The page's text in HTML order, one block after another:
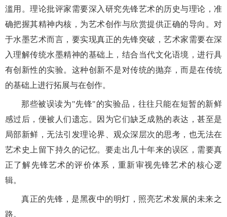
滥用。理论批评家需要深入研究先锋艺术的历史与理论，准
确把握其精神内核，为艺术创作与欣赏提供正确的导向。 对
于水墨艺术而言，要实现真正的先锋突破，艺术家需要在深
入理解传统水墨精神的基础上，结合当代文化语境，进行具
有创新性的实验。这种创新不是对传统的抛弃，而是在传统
的基础上进行拓展与在创作。
那些被误读为"先锋"的实验品，往往只能在短暂的新鲜
感过后，便被人们遗忘。因为它们缺乏成熟的表达，甚至是
局部新鲜，无法引发理论界、观众深层次的思考，也无法在
艺术史上留下持久的记忆。 要走出几十年来的误区，需要真
正了解先锋艺术的评价体系，重新审视先锋艺术的核心逻
辑。
真正的先锋，是黑夜中的明灯，照亮艺术发展的未来之
路。